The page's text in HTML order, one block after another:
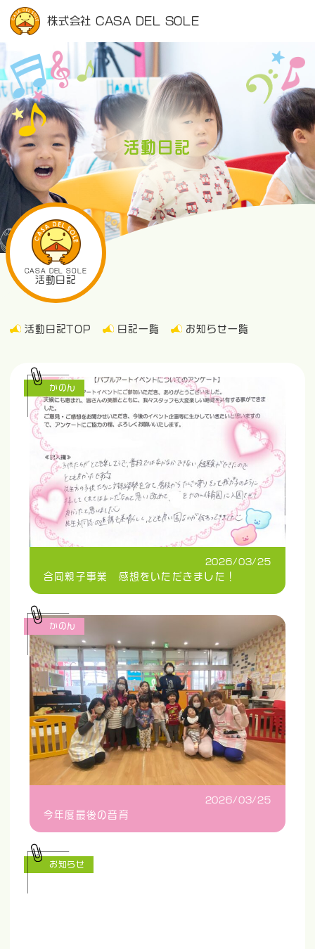
株式会社 CASA DEL SOLE
活動日記
CASA DEL SOLE
活動日記
活動日記TOP 日記一覧 お知らせ一覧
2026/03/25
合同親子事業 感想をいただきました！
かのん
2026/03/25
今年度最後の音育
かのん
お知らせ